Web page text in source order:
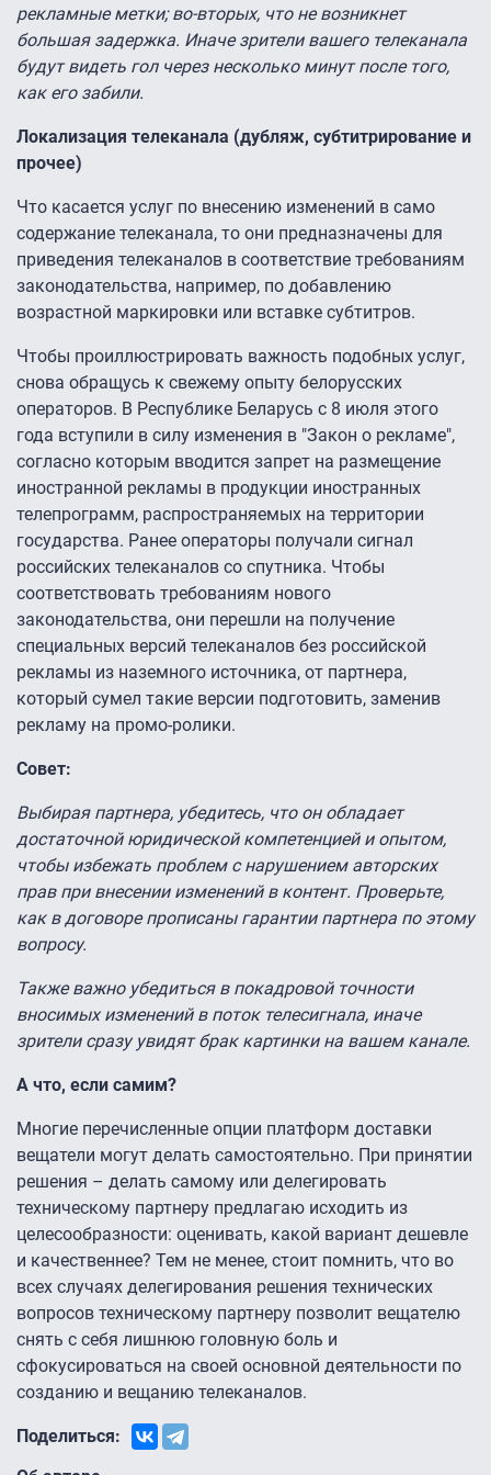
рекламные метки; во-вторых, что не возникнет
большая задержка. Иначе зрители вашего телеканала
будут видеть гол через несколько минут после того,
как его забили.
Локализация телеканала (дубляж, субтитрирование и
прочее)
Что касается услуг по внесению изменений в само
содержание телеканала, то они предназначены для
приведения телеканалов в соответствие требованиям
законодательства, например, по добавлению
возрастной маркировки или вставке субтитров.
Чтобы проиллюстрировать важность подобных услуг,
снова обращусь к свежему опыту белорусских
операторов. В Республике Беларусь с 8 июля этого
года вступили в силу изменения в "Закон о рекламе",
согласно которым вводится запрет на размещение
иностранной рекламы в продукции иностранных
телепрограмм, распространяемых на территории
государства. Ранее операторы получали сигнал
российских телеканалов со спутника. Чтобы
соответствовать требованиям нового
законодательства, они перешли на получение
специальных версий телеканалов без российской
рекламы из наземного источника, от партнера,
который сумел такие версии подготовить, заменив
рекламу на промо-ролики.
Совет:
Выбирая партнера, убедитесь, что он обладает
достаточной юридической компетенцией и опытом,
чтобы избежать проблем с нарушением авторских
прав при внесении изменений в контент. Проверьте,
как в договоре прописаны гарантии партнера по этому
вопросу.
Также важно убедиться в покадровой точности
вносимых изменений в поток телесигнала, иначе
зрители сразу увидят брак картинки на вашем канале.
А что, если самим?
Многие перечисленные опции платформ доставки
вещатели могут делать самостоятельно. При принятии
решения – делать самому или делегировать
техническому партнеру предлагаю исходить из
целесообразности: оценивать, какой вариант дешевле
и качественнее? Тем не менее, стоит помнить, что во
всех случаях делегирования решения технических
вопросов техническому партнеру позволит вещателю
снять с себя лишнюю головную боль и
сфокусироваться на своей основной деятельности по
созданию и вещанию телеканалов.
Поделиться: